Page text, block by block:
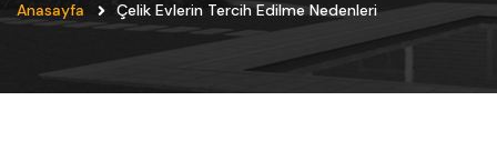
Anasayfa Çelik Evlerin Tercih Edilme Nedenleri